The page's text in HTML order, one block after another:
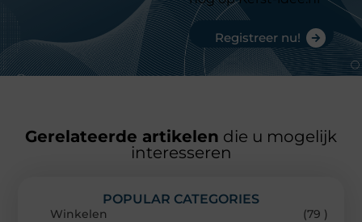
Registreer nu!
Gerelateerde artikelen die u mogelijk
interesseren
POPULAR CATEGORIES
Winkelen
(79 )